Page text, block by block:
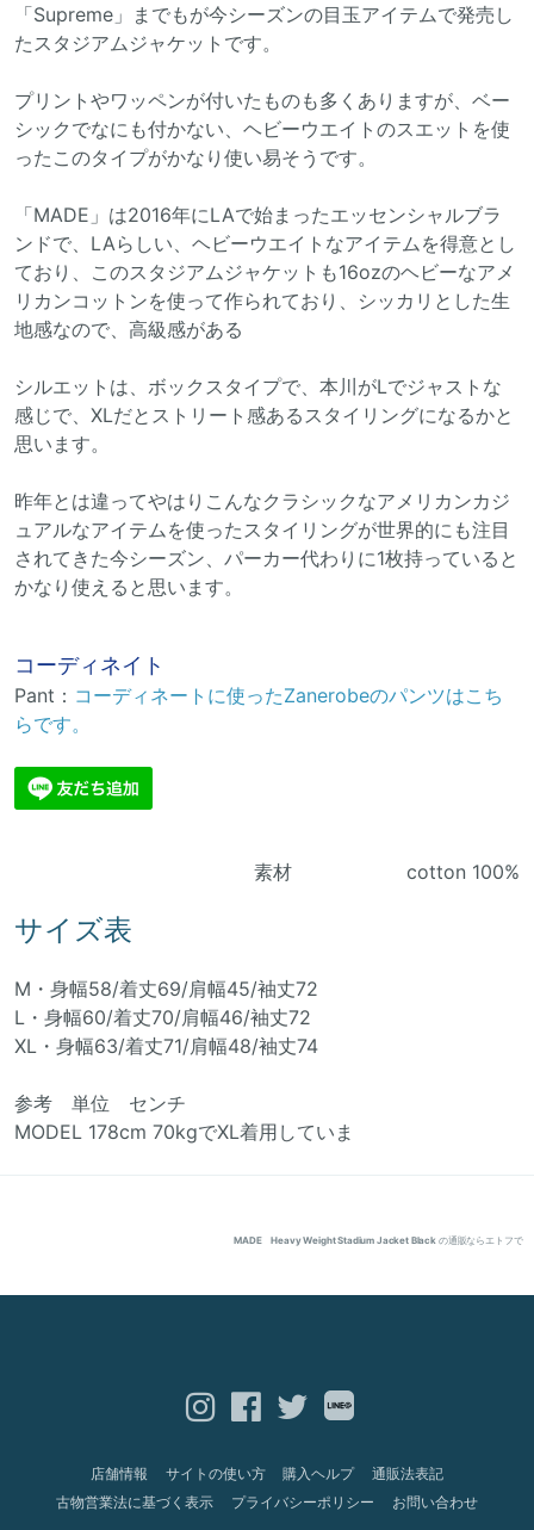
「Supreme」までもが今シーズンの目玉アイテムで発売し
たスタジアムジャケットです。
プリントやワッペンが付いたものも多くありますが、ベー
シックでなにも付かない、ヘビーウエイトのスエットを使
ったこのタイプがかなり使い易そうです。
「MADE」は2016年にLAで始まったエッセンシャルブラ
ンドで、LAらしい、ヘビーウエイトなアイテムを得意とし
ており、このスタジアムジャケットも16ozのヘビーなアメ
リカンコットンを使って作られており、シッカリとした生
地感なので、高級感がある
シルエットは、ボックスタイプで、本川がLでジャストな
感じで、XLだとストリート感あるスタイリングになるかと
思います。
昨年とは違ってやはりこんなクラシックなアメリカンカジ
ュアルなアイテムを使ったスタイリングが世界的にも注目
されてきた今シーズン、パーカー代わりに1枚持っていると
かなり使えると思います。
コーディネイト
Pant： コーディネートに使ったZanerobeのパンツはこち
らです。
素材 cotton 100%
サイズ表
M・身幅58/着丈69/肩幅45/袖丈72
L・身幅60/着丈70/肩幅46/袖丈72
XL・身幅63/着丈71/肩幅48/袖丈74
参考 単位 センチ
MODEL 178cm 70kgでXL着用していま
MADE Heavy Weight Stadium Jacket Black の通販ならエトフで
店舗情報 サイトの使い方 購入ヘルプ
通販法表記
古物営業法に基づく表示
プライバシーポリシー お問い合わせ